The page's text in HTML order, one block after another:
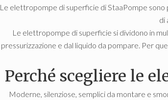
Le elettropompe di superficie di StaaPompe sono
di
Le elettropompe di superficie si dividono in
pressurizzazione e dal liquido da pompare. Per
Perché scegliere le
Moderne, silenziose, semplici da montare e